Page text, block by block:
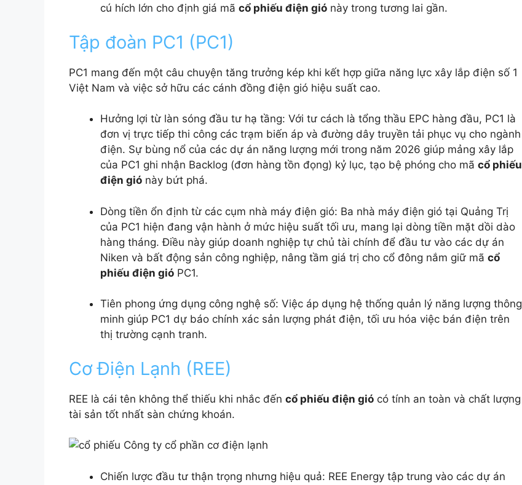
cú hích lớn cho định giá mã cổ phiếu điện gió này trong tương lai gần.
Tập đoàn PC1 (PC1)
PC1 mang đến một câu chuyện tăng trưởng kép khi kết hợp giữa năng lực xây lắp điện số 1
Việt Nam và việc sở hữu các cánh đồng điện gió hiệu suất cao.
Hưởng lợi từ làn sóng đầu tư hạ tầng: Với tư cách là tổng thầu EPC hàng đầu, PC1 là
đơn vị trực tiếp thi công các trạm biến áp và đường dây truyền tải phục vụ cho ngành
điện. Sự bùng nổ của các dự án năng lượng mới trong năm 2026 giúp mảng xây lắp
của PC1 ghi nhận Backlog (đơn hàng tồn đọng) kỷ lục, tạo bệ phóng cho mã cổ phiếu
điện gió này bứt phá.
Dòng tiền ổn định từ các cụm nhà máy điện gió: Ba nhà máy điện gió tại Quảng Trị
của PC1 hiện đang vận hành ở mức hiệu suất tối ưu, mang lại dòng tiền mặt dồi dào
hàng tháng. Điều này giúp doanh nghiệp tự chủ tài chính để đầu tư vào các dự án
Niken và bất động sản công nghiệp, nâng tầm giá trị cho cổ đông nắm giữ mã cổ
phiếu điện gió PC1.
Tiên phong ứng dụng công nghệ số: Việc áp dụng hệ thống quản lý năng lượng thông
minh giúp PC1 dự báo chính xác sản lượng phát điện, tối ưu hóa việc bán điện trên
thị trường cạnh tranh.
Cơ Điện Lạnh (REE)
REE là cái tên không thể thiếu khi nhắc đến cổ phiếu điện gió có tính an toàn và chất lượng
tài sản tốt nhất sàn chứng khoán.
Chiến lược đầu tư thận trọng nhưng hiệu quả: REE Energy tập trung vào các dự án